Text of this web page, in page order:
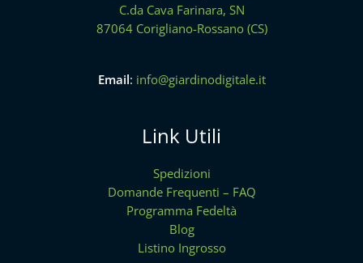
C.da Cava Farinara, SN
87064 Corigliano-Rossano (CS)
Email: info@giardinodigitale.it
Link Utili
Spedizioni
Domande Frequenti – FAQ
Programma Fedeltà
Blog
Listino Ingrosso